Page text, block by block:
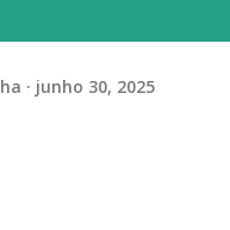
deixou de ser um álibi.
insondável, no
de ponta (por
junho 30, 2025